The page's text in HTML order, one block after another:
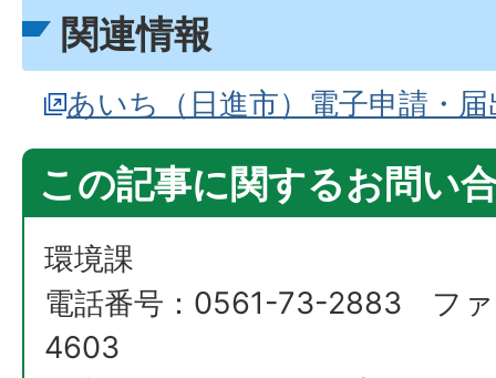
関連情報
あいち（日進市）電子申請・
この記事に関するお問い
環境課
電話番号：0561-73-2883 フ
4603